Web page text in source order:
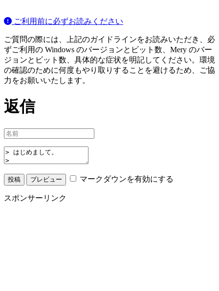
ご利用前に必ずお読みください
ご質問の際には、上記のガイドラインをお読みいただき、必
ずご利用の Windows のバージョンとビット数、Mery のバー
ジョンとビット数、具体的な症状を明記してください。環境
の確認のために何度もやり取りすることを避けるため、ご協
力をお願いいたします。
返信
マークダウンを有効にする
スポンサーリンク